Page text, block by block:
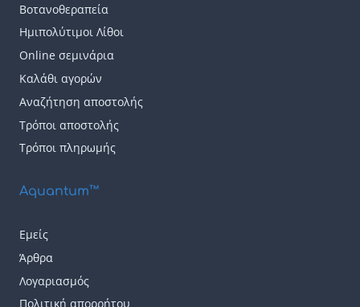
Βοτανοθεραπεία
Ημιπολύτιμοι Λίθοι
Online σεμινάρια
Καλάθι αγορών
Αναζήτηση αποστολής
Τρόποι αποστολής
Τρόποι πληρωμής
Aquantum™
Εμείς
Άρθρα
Λογαριασμός
Πολιτική απορρήτου